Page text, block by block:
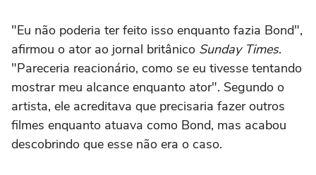
"Eu não poderia ter feito isso enquanto fazia Bond",
afirmou o ator ao jornal britânico Sunday Times.
"Pareceria reacionário, como se eu tivesse tentando
mostrar meu alcance enquanto ator". Segundo o
artista, ele acreditava que precisaria fazer outros
filmes enquanto atuava como Bond, mas acabou
descobrindo que esse não era o caso.